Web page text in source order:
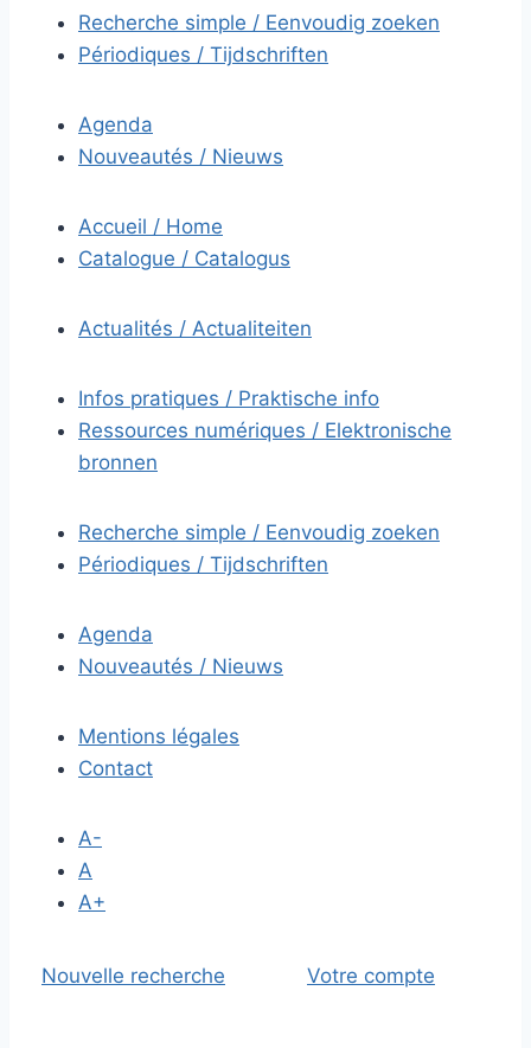
Recherche simple / Eenvoudig zoeken
Périodiques / Tijdschriften
Agenda
Nouveautés / Nieuws
Accueil / Home
Catalogue / Catalogus
Actualités / Actualiteiten
Infos pratiques / Praktische info
Ressources numériques / Elektronische
bronnen
Recherche simple / Eenvoudig zoeken
Périodiques / Tijdschriften
Agenda
Nouveautés / Nieuws
Mentions légales
Contact
A-
A
A+
Nouvelle recherche Votre compte